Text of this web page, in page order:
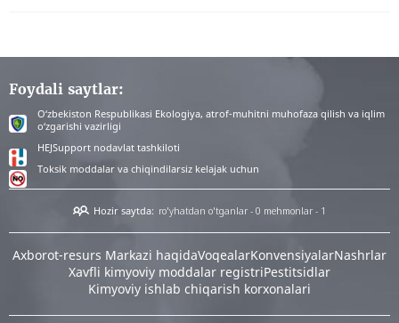
Foydali saytlar:
O‘zbekiston Respublikasi Ekologiya, atrof-muhitni muhofaza qilish va iqlim
o‘zgarishi vazirligi
HEJSupport nodavlat tashkiloti
Toksik moddalar va chiqindilarsiz kelajak uchun
Hozir saytda: ro'yhatdan o'tganlar - 0 mehmonlar - 1
Аxborot-resurs Markazi haqidaVoqealarKonvensiyalarNashrlar
Xavfli kimyoviy moddalar registriPestitsidlar
Kimyoviy ishlab chiqarish korxonalari